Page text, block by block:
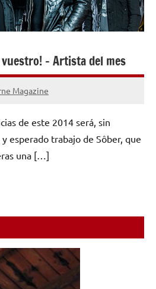
vuestro! – Artista del mes
Magazine
de este 2014 será, sin
esperado trabajo de Sôber, que
una […]